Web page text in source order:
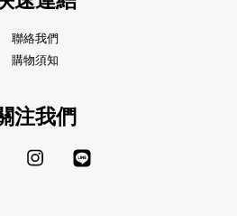
聯絡我們
購物須知
注我們
Facebook Instagram